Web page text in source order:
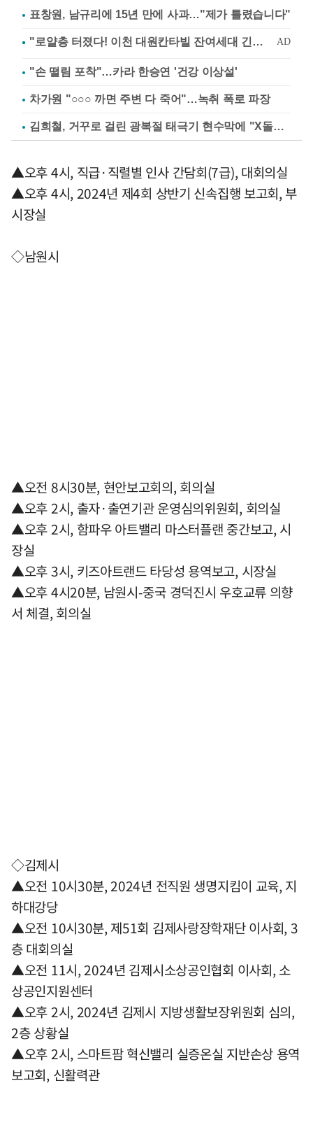
표창원, 남규리에 15년 만에 사과…"제가 틀렸습니다"
"손 떨림 포착"…카라 한승연 '건강 이상설'
차가원 "○○○ 까면 주변 다 죽어"…녹취 폭로 파장
김희철, 거꾸로 걸린 광복절 태극기 현수막에 "X돌았네"
▲오후 4시, 직급·직렬별 인사 간담회(7급), 대회의실
▲오후 4시, 2024년 제4회 상반기 신속집행 보고회, 부
시장실
◇남원시
▲오전 8시30분, 현안보고회의, 회의실
▲오후 2시, 출자·출연기관 운영심의위원회, 회의실
▲오후 2시, 함파우 아트밸리 마스터플랜 중간보고, 시
장실
▲오후 3시, 키즈아트랜드 타당성 용역보고, 시장실
▲오후 4시20분, 남원시-중국 경덕진시 우호교류 의향
서 체결, 회의실
◇김제시
▲오전 10시30분, 2024년 전직원 생명지킴이 교육, 지
하대강당
▲오전 10시30분, 제51회 김제사랑장학재단 이사회, 3
층 대회의실
▲오전 11시, 2024년 김제시소상공인협회 이사회, 소
상공인지원센터
▲오후 2시, 2024년 김제시 지방생활보장위원회 심의,
2층 상황실
▲오후 2시, 스마트팜 혁신밸리 실증온실 지반손상 용역
보고회, 신활력관